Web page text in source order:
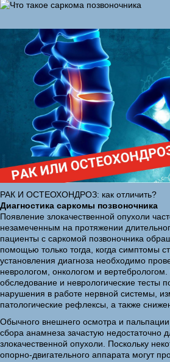
РАК И ОСТЕОХОНДРОЗ: как отличить?
Диагностика саркомы позвоночника
Появление злокачественной опухоли
незамеченным на протяжении
пациенты с саркомой позвоночника
помощью только тогда, когда симптомы
установления диагноза необходимо
неврологом, онкологом и
обследование и неврологические тесты
нарушения в работе нервной системы,
патологические рефлексы, а также
Обычного внешнего осмотра и
сбора анамнеза зачастую недостаточно
злокачественной опухоли. Поскольку
опорно-двигательного аппарата могут